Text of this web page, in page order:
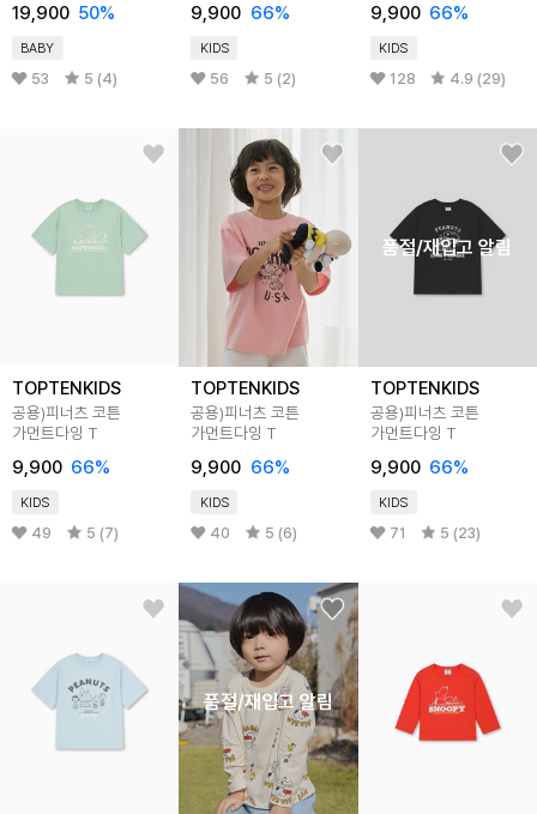
19,900 50%
BABY
53 5 (4)
9,900 66%
KIDS
56 5 (2)
9,900 66%
KIDS
128 4.9 (29)
TOPTENKIDS
공용)피너츠 코튼
가먼트다잉 T
9,900 66%
KIDS
49 5 (7)
TOPTENKIDS
공용)피너츠 코튼
가먼트다잉 T
9,900 66%
KIDS
40 5 (6)
품절/재입고 알림
TOPTENKIDS
공용)피너츠 코튼
가먼트다잉 T
9,900 66%
KIDS
71 5 (23)
품절/재입고 알림